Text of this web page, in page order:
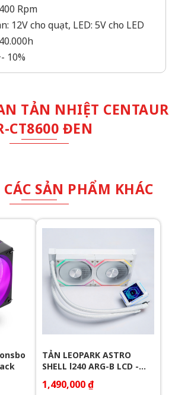
Rpm
12V cho quạt, LED: 5V cho LED
40.000h
10%
TẢN NHIỆT CENTAUR
CT8600 ĐEN
SẢN PHẨM KHÁC
TẢN LEOPARK ASTRO
SHELL l240 ARG-B LCD -
1,490,000 ₫